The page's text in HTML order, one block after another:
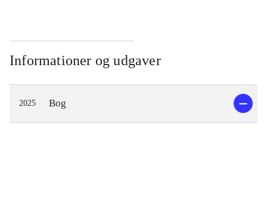
Informationer og udgaver
2025 Bog